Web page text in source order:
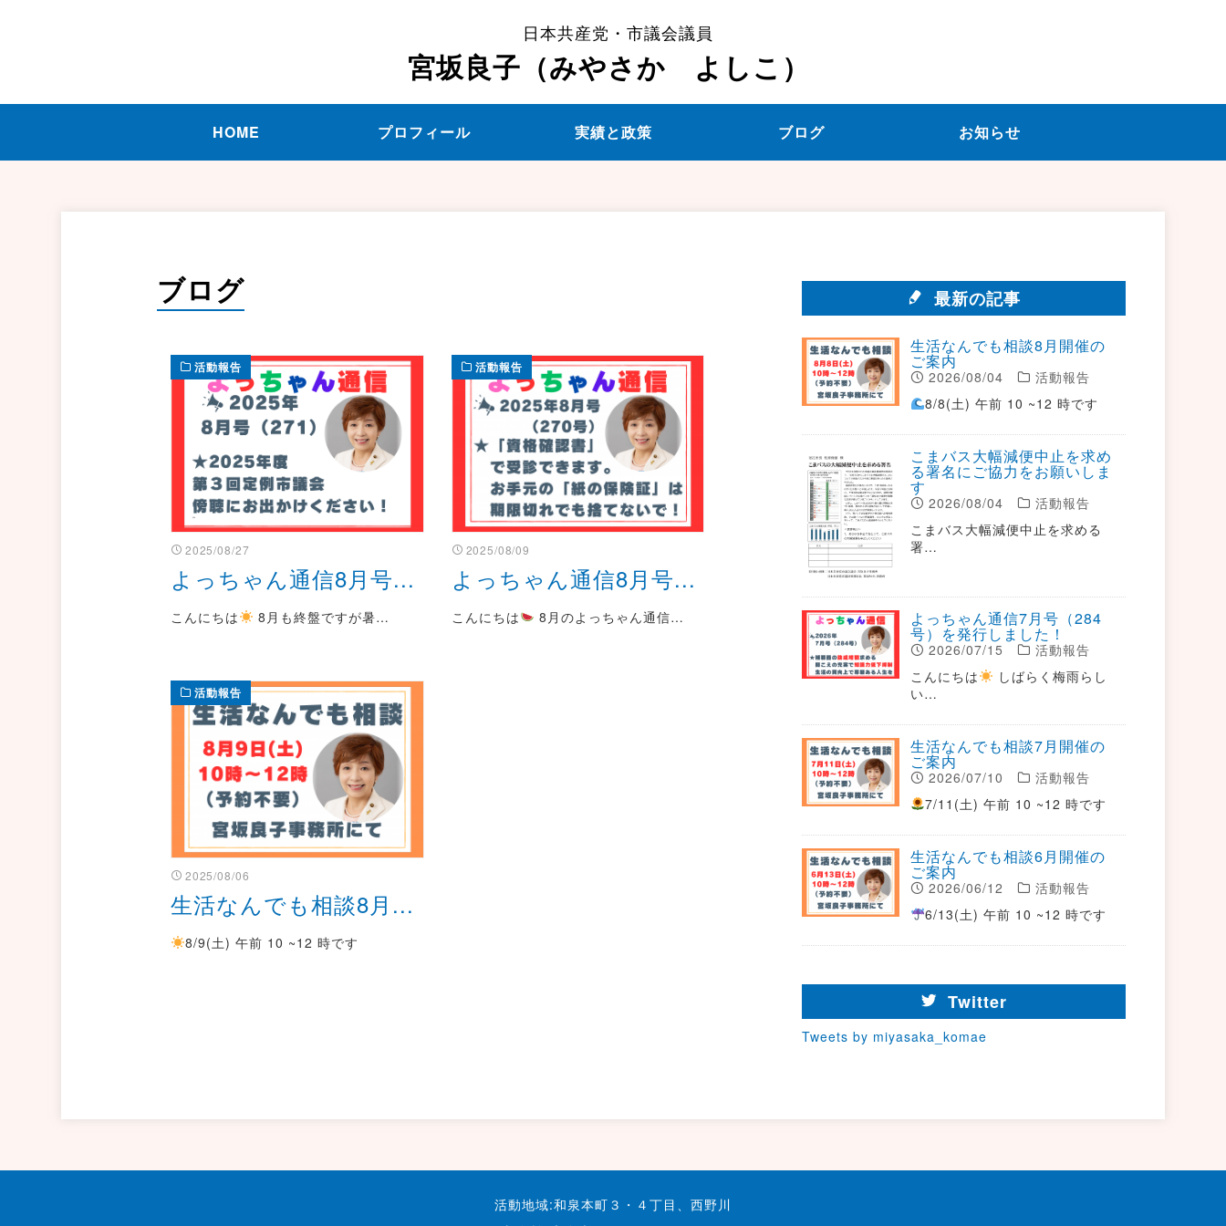
日本共産党・市議会議員
宮坂良子（みやさか よしこ）
HOME プロフィール 実績と政策 ブログ お知らせ
ブログ
活動報告
2025/08/27
よっちゃん通信8月号...
こんにちは 8月も終盤ですが暑…
活動報告
2025/08/09
よっちゃん通信8月号...
こんにちは 8月のよっちゃん通信…
活動報告
2025/08/06
生活なんでも相談8月...
8/9(土) 午前 10 ~12 時です
最新の記事
生活なんでも相談8月開催の
ご案内
2026/08/04
活動報告
8/8(土) 午前 10 ~12 時です
こまバス大幅減便中止を求め
る署名にご協力をお願いしま
す
2026/08/04
活動報告
こまバス大幅減便中止を求める
署…
よっちゃん通信7月号（284
号）を発行しました！
2026/07/15
活動報告
こんにちは
しばらく梅雨らし
い…
生活なんでも相談7月開催の
ご案内
2026/07/10
活動報告
7/11(土) 午前 10 ~12 時です
生活なんでも相談6月開催の
ご案内
2026/06/12
活動報告
6/13(土) 午前 10 ~12 時です
Twitter
Tweets by miyasaka_komae
活動地域:和泉本町３・４丁目、西野川